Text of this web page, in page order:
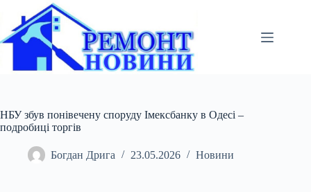
вмісту
НБУ збув понівечену споруду Імексбанку в Одесі –
подробиці торгів
Богдан Дрига 23.05.2026 Новини